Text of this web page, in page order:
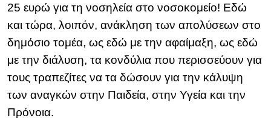
25 ευρώ για τη νοσηλεία στο νοσοκομείο! Εδώ
και τώρα, λοιπόν, ανάκληση των απολύσεων στο
δημόσιο τομέα, ως εδώ με την αφαίμαξη, ως εδώ
με την διάλυση, τα κονδύλια που περισσεύουν για
τους τραπεζίτες να τα δώσουν για την κάλυψη
των αναγκών στην Παιδεία, στην Υγεία και την
Πρόνοια.